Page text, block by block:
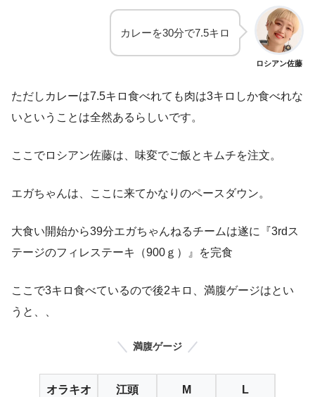
ロシアン佐藤
カレーを30分で7.5キロ
ただしカレーは7.5キロ食べれても肉は3キロしか食べれな
いということは全然あるらしいです。
ここでロシアン佐藤は、味変でご飯とキムチを注文。
エガちゃんは、ここに来てかなりのペースダウン。
大食い開始から39分エガちゃんねるチームは遂に『3rdス
テージのフィレステーキ（900ｇ）』を完食
ここで3キロ食べているので後2キロ、満腹ゲージはとい
うと、、
満腹ゲージ
オラキオ 江頭 M L